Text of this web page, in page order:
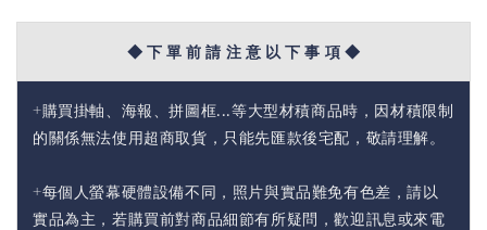
◆ 下 單 前 請 注 意 以 下 事 項 ◆
+購買掛軸、海報、拼圖框...等大型材積商品時，因材積限制
的關係無法使用超商取貨，只能先匯款後宅配，敬請理解。
+每個人螢幕硬體設備不同，照片與實品難免有色差，請以
實品為主，若購買前對商品細節有所疑問，歡迎訊息或來電